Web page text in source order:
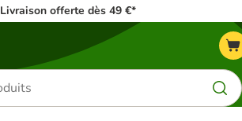
Livraison offerte dès 49 €*